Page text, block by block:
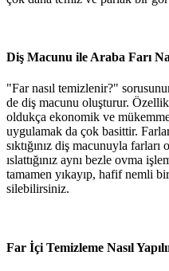
Diş Macunu ile Araba Farı
"Far nasıl temizlenir?"
de diş macunu oluşturur.
oldukça ekonomik ve
uygulamak da çok basittir.
sıktığınız diş macunuyla
ıslattığınız aynı bezle ovma
tamamen yıkayıp, hafif nemli
silebilirsiniz.
Far İçi Temizleme Nasıl